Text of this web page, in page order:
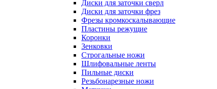
Диски для заточки сверл
Диски для заточки фрез
Фрезы кромкоскалывающие
Пластины режущие
Коронки
Зенковки
Строгальные ножи
Шлифовальные ленты
Пильные диски
Резьбонарезные ножи